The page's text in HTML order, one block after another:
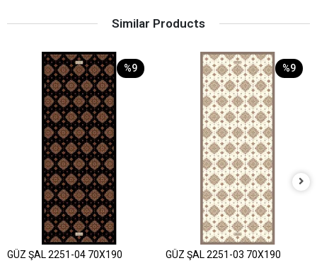
Similar Products
%9
GÜZ ŞAL 2251-04 70X190
%9
GÜZ ŞAL 2251-03 70X190